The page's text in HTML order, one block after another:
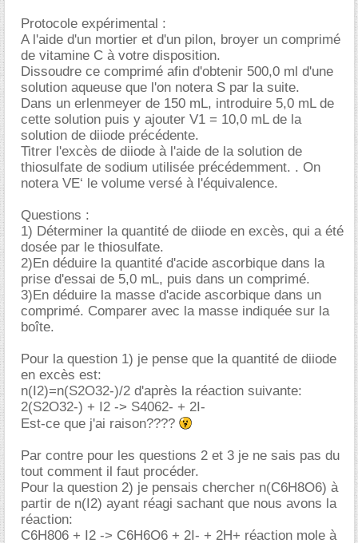
Protocole expérimental :
A l'aide d'un mortier et d'un pilon, broyer un comprimé
de vitamine C à votre disposition.
Dissoudre ce comprimé afin d'obtenir 500,0 ml d'une
solution aqueuse que l'on notera S par la suite.
Dans un erlenmeyer de 150 mL, introduire 5,0 mL de
cette solution puis y ajouter V1 = 10,0 mL de la
solution de diiode précédente.
Titrer l'excès de diiode à l'aide de la solution de
thiosulfate de sodium utilisée précédemment. . On
notera VE‘ le volume versé à l'équivalence.
Questions :
1) Déterminer la quantité de diiode en excès, qui a été
dosée par le thiosulfate.
2)En déduire la quantité d'acide ascorbique dans la
prise d'essai de 5,0 mL, puis dans un comprimé.
3)En déduire la masse d'acide ascorbique dans un
comprimé. Comparer avec la masse indiquée sur la
boîte.
Pour la question 1) je pense que la quantité de diiode
en excès est:
n(I2)=n(S2O32-)/2 d'après la réaction suivante:
2(S2O32-) + I2 -> S4062- + 2I-
Est-ce que j'ai raison????
Par contre pour les questions 2 et 3 je ne sais pas du
tout comment il faut procéder.
Pour la question 2) je pensais chercher n(C6H8O6) à
partir de n(I2) ayant réagi sachant que nous avons la
réaction:
C6H806 + I2 -> C6H6O6 + 2I- + 2H+ réaction mole à